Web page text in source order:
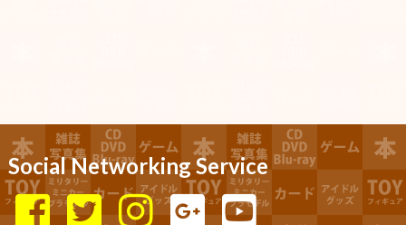
Social Networking Service